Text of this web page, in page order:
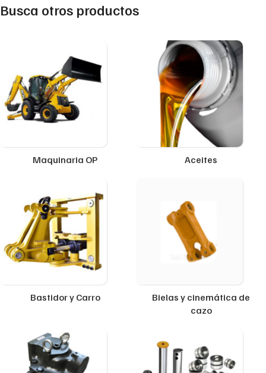
Busca otros productos
Maquinaria OP Aceites
Bastidor y Carro
Bielas y cinemática de
cazo